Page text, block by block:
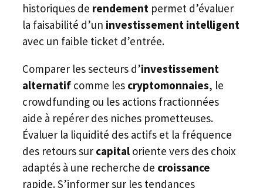
historiques de rendement permet d’évaluer
la faisabilité d’un investissement intelligent
avec un faible ticket d’entrée.
Comparer les secteurs d’investissement
alternatif comme les cryptomonnaies, le
crowdfunding ou les actions fractionnées
aide à repérer des niches prometteuses.
Évaluer la liquidité des actifs et la fréquence
des retours sur capital oriente vers des choix
adaptés à une recherche de croissance
rapide. S’informer sur les tendances